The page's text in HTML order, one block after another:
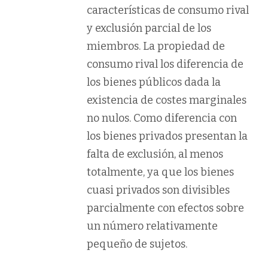
características de consumo rival
y exclusión parcial de los
miembros. La propiedad de
consumo rival los diferencia de
los bienes públicos dada la
existencia de costes marginales
no nulos. Como diferencia con
los bienes privados presentan la
falta de exclusión, al menos
totalmente, ya que los bienes
cuasi privados son divisibles
parcialmente con efectos sobre
un número relativamente
pequeño de sujetos.